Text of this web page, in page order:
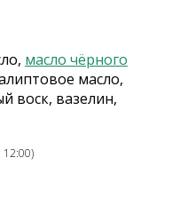
масло чёрного
масло,
воск, вазелин,